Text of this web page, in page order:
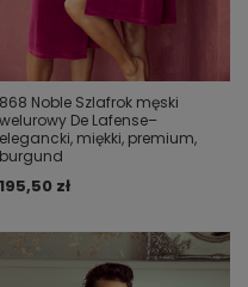
868 Noble Szlafrok męski
welurowy De Lafense–
elegancki, miękki, premium,
burgund
195,50 zł